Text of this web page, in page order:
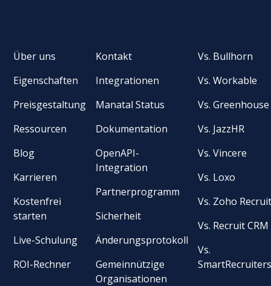
Über uns
Eigenschaften
Preisgestaltung
Ressourcen
Blog
Karrieren
Kostenfrei
starten
Live-Schulung
ROI-Rechner
Kontakt
Integrationen
Manatal Status
Dokumentation
OpenAPI-
Integration
Partnerprogramm
Sicherheit
Änderungsprotokoll
Gemeinnützige
Organisationen
Vs. Bullhorn
Vs. Workable
Vs. Greenhouse
Vs. JazzHR
Vs. Vincere
Vs. Loxo
Vs. Zoho
Vs. Recruit CRM
Vs.